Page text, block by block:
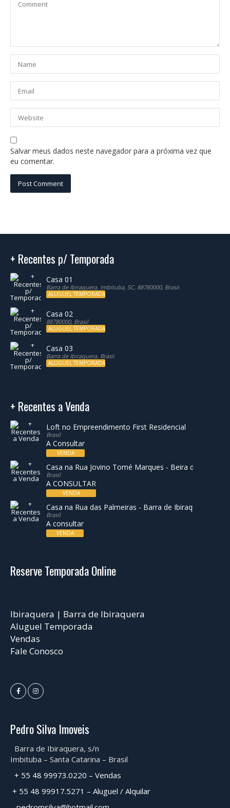
Salvar meus dados neste navegador para a próxima vez que
eu comentar.
+ Recentes p/ Temporada
Casa 01
Barra de Ibiraquera, Imbituba, SC, 88780000, Brasil
ALUGUEL TEMPORADA
Casa 02
88780000, Brasil
ALUGUEL TEMPORADA
Casa 03
Barra de Ibiraquera, Brasil
ALUGUEL TEMPORADA
+ Recentes a Venda
Loft no Empreendimento First Residencial
Brasil
A Consultar
VENDA
Casa na Rua Jovino Tomé Marques - Beira da Lagoa
Brasil
A CONSULTAR
VENDA
Casa na Rua das Palmeiras - Barra de Ibiraquera
Brasil
A consultar
VENDA
Reserve Temporada Online
Ibiraquera | Barra de Ibiraquera
Aluguel Temporada
Vendas
Fale Conosco
Pedro Silva Imoveis
Barra de Ibiraquera, s/n
Imbituba – Santa Catarina – Brasil
+ 55 48 99973.0220 – Vendas
+ 55 48 99917.5271 – Aluguel / Alquilar